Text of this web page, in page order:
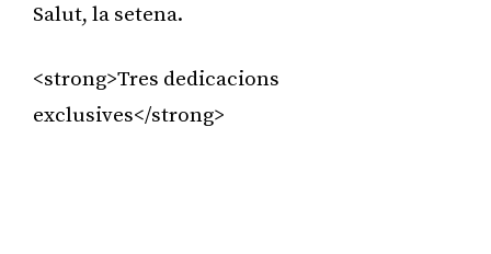
Salut, la setena.
<strong>Tres dedicacions
exclusives</strong>